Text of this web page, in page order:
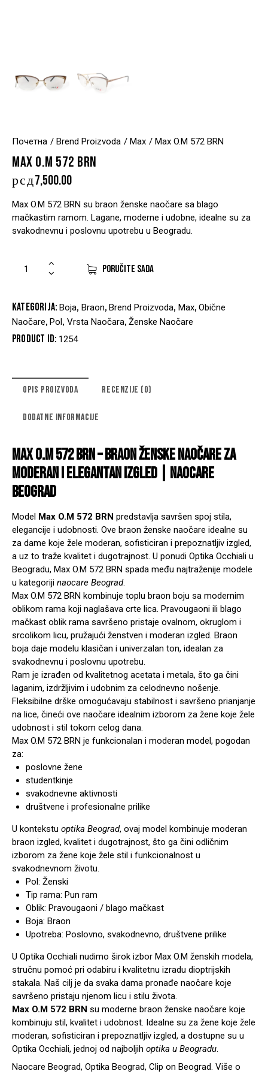
Почетна Brend Proizvoda Max Max O.M 572 BRN
MAX O.M 572 BRN
рсд7,500.00
Max O.M 572 BRN su braon ženske naočare sa blago
mačkastim ramom. Lagane, moderne i udobne, idealne su za
svakodnevnu i poslovnu upotrebu u Beogradu.
PORUČITE SADA
Kategorija:Boja, Braon,Brend Proizvoda, Max,Obične
Naočare,Pol, Vrsta Naočara,Ženske Naočare
Product ID: 1254
OPIS PROIZVODA RECENZIJE (0)
DODATNE INFORMACIJE
MAX O.M 572 BRN – BRAON ŽENSKE NAOČARE ZA
MODERAN I ELEGANTAN IZGLED | NAOCARE
BEOGRAD
Model Max O.M 572 BRN predstavlja savršen spoj stila,
elegancije i udobnosti. Ove braon ženske naočare idealne su
za dame koje žele moderan, sofisticiran i prepoznatljiv izgled,
a uz to traže kvalitet i dugotrajnost. U ponudi Optika Occhiali u
Beogradu, Max O.M 572 BRN spada među najtraženije modele
u kategoriji naocare Beograd.
Max O.M 572 BRN kombinuje toplu braon boju sa modernim
oblikom rama koji naglašava crte lica. Pravougaoni ili blago
mačkast oblik rama savršeno pristaje ovalnom, okruglom i
srcolikom licu, pružajući ženstven i moderan izgled. Braon
boja daje modelu klasičan i univerzalan ton, idealan za
svakodnevnu i poslovnu upotrebu.
Ram je izrađen od kvalitetnog acetata i metala, što ga čini
laganim, izdržljivim i udobnim za celodnevno nošenje.
Fleksibilne drške omogućavaju stabilnost i savršeno prianjanje
na lice, čineći ove naočare idealnim izborom za žene koje žele
udobnost i stil tokom celog dana.
Max O.M 572 BRN je funkcionalan i moderan model, pogodan
za:
poslovne žene
studentkinje
svakodnevne aktivnosti
društvene i profesionalne prilike
U kontekstu optika Beograd, ovaj model kombinuje moderan
braon izgled, kvalitet i dugotrajnost, što ga čini odličnim
izborom za žene koje žele stil i funkcionalnost u
svakodnevnom životu.
Pol: Ženski
Tip rama: Pun ram
Oblik: Pravougaoni / blago mačkast
Boja: Braon
Upotreba: Poslovno, svakodnevno, društvene prilike
U Optika Occhiali nudimo širok izbor Max O.M ženskih modela,
stručnu pomoć pri odabiru i kvalitetnu izradu dioptrijskih
stakala. Naš cilj je da svaka dama pronađe naočare koje
savršeno pristaju njenom licu i stilu života.
Max O.M 572 BRN su moderne braon ženske naočare koje
kombinuju stil, kvalitet i udobnost. Idealne su za žene koje žele
moderan, sofisticiran i prepoznatljiv izgled, a dostupne su u
Optika Occhiali, jednoj od najboljih optika u Beogradu.
Naocare Beograd, Optika Beograd, Clip on Beograd. Više o